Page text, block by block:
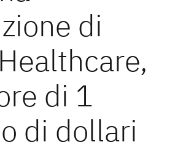
di
di 1
di dollari